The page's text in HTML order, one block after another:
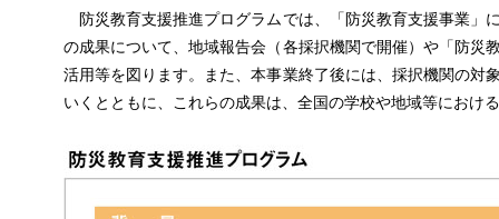
防災教育支援推進プログラムでは、「防災教育支援事業」
の成果について、地域報告会（各採択機関で開催）や「防災
活用等を図ります。また、本事業終了後には、採択機関の対
いくとともに、これらの成果は、全国の学校や地域等におけ